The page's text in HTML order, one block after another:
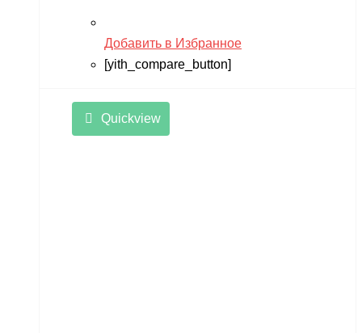
Добавить в Избранное
[yith_compare_button]
Quickview